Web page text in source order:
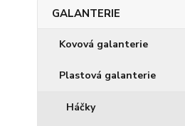
GALANTERIE
Kovová galanterie
Plastová galanterie
Háčky